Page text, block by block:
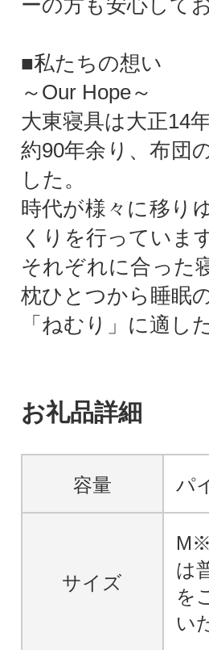
ーの方も安心して
■私たちの想い
～Our Hope～
大東寝具は大正14
約90年余り、布団
した。
時代が様々に移り
くりを行っています
それぞれに合った
枕ひとつから睡眠
「ねむり」に適し
お礼品詳細
容量 パ
サイズ
は
を
い